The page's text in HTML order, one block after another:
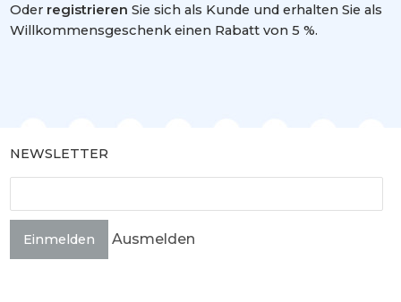
Oder registrieren Sie sich als Kunde und erhalten Sie als
Willkommensgeschenk einen Rabatt von 5 %.
NEWSLETTER
Einmelden Ausmelden